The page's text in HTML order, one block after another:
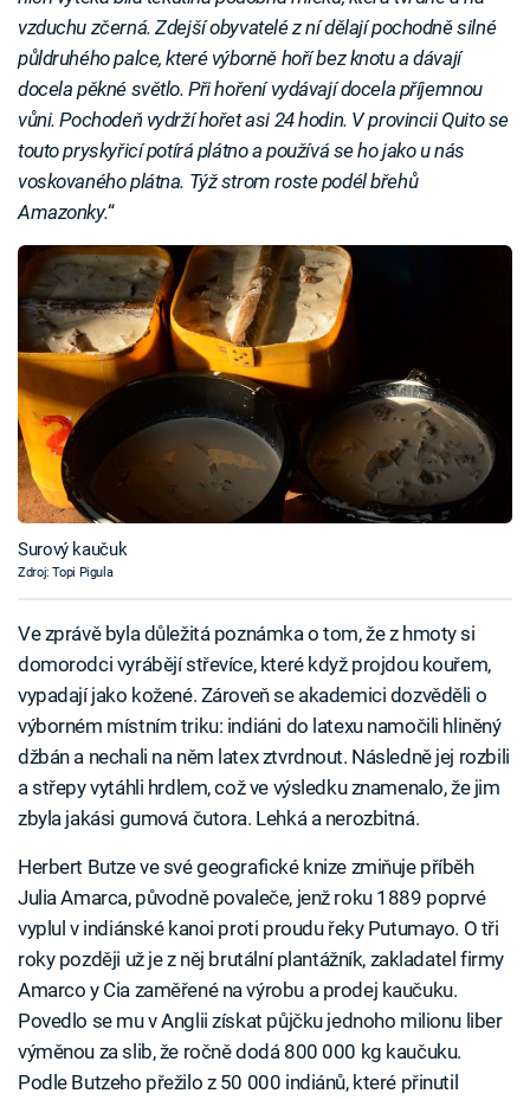
vzduchu zčerná. Zdejší obyvatelé z ní dělají pochodně silné
půldruhého palce, které výborně hoří bez knotu a dávají
docela pěkné světlo. Při hoření vydávají docela příjemnou
vůni. Pochodeň vydrží hořet asi 24 hodin. V provincii Quito se
touto pryskyřicí potírá plátno a používá se ho jako u nás
voskovaného plátna. Týž strom roste podél břehů
Amazonky.“
Surový kaučuk
Zdroj: Topi Pigula
Ve zprávě byla důležitá poznámka o tom, že z hmoty si
domorodci vyrábějí střevíce, které když projdou kouřem,
vypadají jako kožené. Zároveň se akademici dozvěděli o
výborném místním triku: indiáni do latexu namočili hliněný
džbán a nechali na něm latex ztvrdnout. Následně jej rozbili
a střepy vytáhli hrdlem, což ve výsledku znamenalo, že jim
zbyla jakási gumová čutora. Lehká a nerozbitná.
Herbert Butze ve své geografické knize zmiňuje příběh
Julia Amarca, původně povaleče, jenž roku 1889 poprvé
vyplul v indiánské kanoi proti proudu řeky Putumayo. O tři
roky později už je z něj brutální plantážník, zakladatel firmy
Amarco y Cia zaměřené na výrobu a prodej kaučuku.
Povedlo se mu v Anglii získat půjčku jednoho milionu liber
výměnou za slib, že ročně dodá 800 000 kg kaučuku.
Podle Butzeho přežilo z 50 000 indiánů, které přinutil